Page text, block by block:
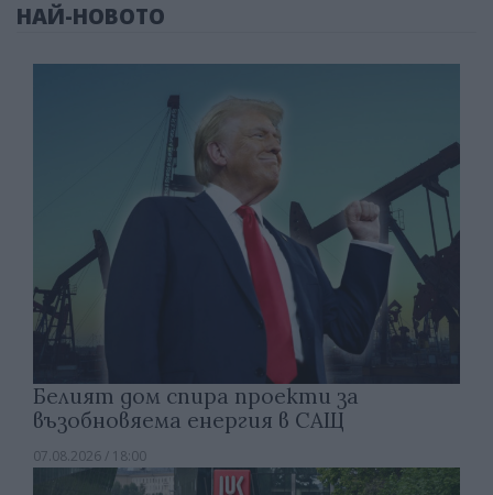
НАЙ-НОВОТО
Белият дом спира проекти за
възобновяема енергия в САЩ
07.08.2026 / 18:00